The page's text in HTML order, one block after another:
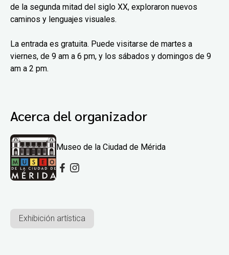
de la segunda mitad del siglo XX, exploraron nuevos
caminos y lenguajes visuales.
La entrada es gratuita. Puede visitarse de martes a
viernes, de 9 am a 6 pm, y los sábados y domingos de 9
am a 2 pm.
Acerca del organizador
Museo de la Ciudad de Mérida
Exhibición artística